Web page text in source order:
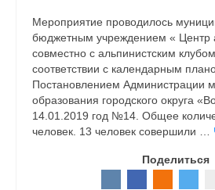
Мероприятие проводилось
бюджетным учреждением « Центр
совместно с альпинистским
соответствии с календарным
Постановлением Администрации
образования городского округа
14.01.2019 год №14. Общее
человек. 13 человек совершили …
Поделиться